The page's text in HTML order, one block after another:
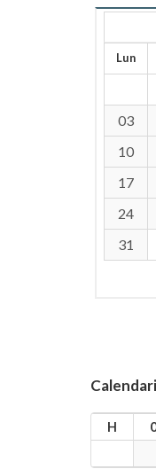
Lun
03
10
17
24
31
H